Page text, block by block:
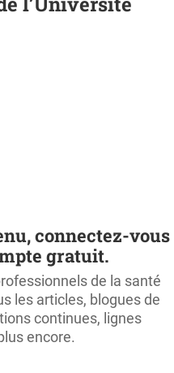
connectez-vous
gratuit.
de la santé
les articles, blogues de
continues, lignes
encore.